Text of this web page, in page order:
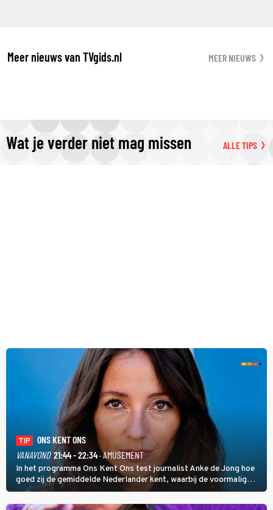
Meer nieuws van TVgids.nl MEER NIEUWS
Wat je verder niet mag missen ALLE TIPS
TIP
ONS KENT ONS
VANAVOND 21:44 - 22:34· AMUSEMENT
In het programma Ons Kent Ons test journalist Anke de Jong hoe
goed zij de gemiddelde Nederlander kent, waarbij de voormalig
hoofdredacteur van modebladen Glamour en Elle het samen met
rapper Keizer opneemt tegen Edson da Graça en Marc-Marie